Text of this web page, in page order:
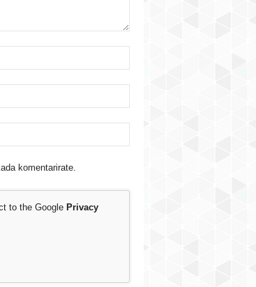
komentarirate.
to the Google Privacy